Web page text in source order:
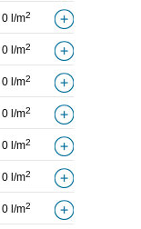
0 l/m2
0 l/m2
0 l/m2
0 l/m2
0 l/m2
0 l/m2
0 l/m2